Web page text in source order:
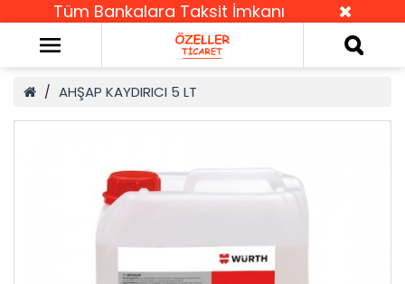
Tüm Bankalara Taksit İmkanı
AHŞAP KAYDIRICI 5 LT